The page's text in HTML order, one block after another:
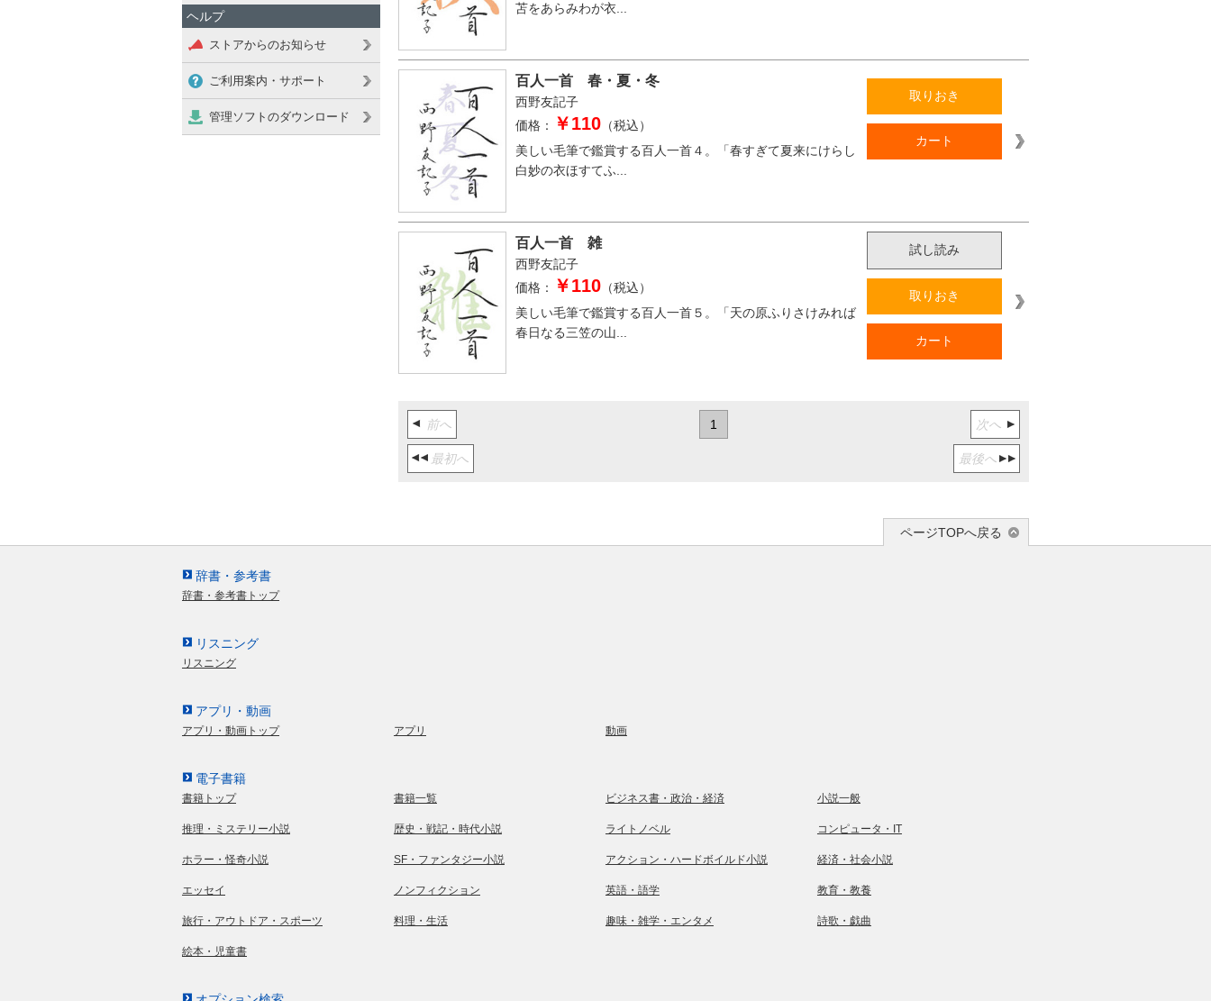
苫をあらみわが衣...
百人一首 春・夏・冬
西野友記子
価格：
￥110 （税込）
取りおき
カート
美しい毛筆で鑑賞する百人一首４。「春すぎて夏来にけらし
白妙の衣ほすてふ...
百人一首 雑
西野友記子
価格：
￥110 （税込）
試し読み
取りおき
カート
美しい毛筆で鑑賞する百人一首５。「天の原ふりさけみれば
春日なる三笠の山...
最初へ
前へ 1 次へ
最後へ
ヘルプ
ストアからのお知らせ
ご利用案内・サポート
管理ソフトのダウンロード
辞書・参考書
辞書・参考書トップ
リスニング
リスニング
アプリ・動画
アプリ・動画トップ アプリ 動画
電子書籍
書籍トップ 書籍一覧 ビジネス書・政治・経済 小説一般
推理・ミステリー小説 歴史・戦記・時代小説 ライトノベル コンピュータ・IT
ホラー・怪奇小説 SF・ファンタジー小説 アクション・ハードボイルド小説 経済・社会小説
エッセイ ノンフィクション 英語・語学 教育・教養
旅行・アウトドア・スポーツ 料理・生活 趣味・雑学・エンタメ 詩歌・戯曲
絵本・児童書
ページTOPへ戻る